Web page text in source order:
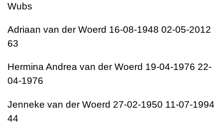
Wubs
Adriaan van der Woerd 16-08-1948 02-05-2012
63
Hermina Andrea van der Woerd 19-04-1976 22-
04-1976
Jenneke van der Woerd 27-02-1950 11-07-1994
44